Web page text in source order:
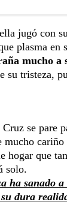
jugó con
plasma en
mucho a
su tristeza,
se pare
mucho
hogar que
solo.
ha sanado
dura